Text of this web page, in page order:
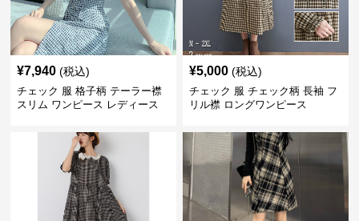
¥7,940 (税込)
チェック 服 格子柄 テーラー襟
スリム ワンピース レディース
¥5,000 (税込)
チェック 服 チェック柄 長袖 フ
リル襟 ロングワンピース